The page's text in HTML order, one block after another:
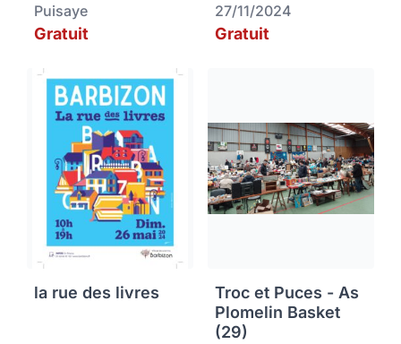
Puisaye
Gratuit
27/11/2024
Gratuit
la rue des livres
Troc et Puces - As
Plomelin Basket
(29)